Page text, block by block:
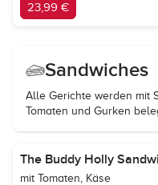
23,99 €
Sandwiches
Alle Gerichte werden mit
Tomaten und Gurken
The Buddy Holly
mit Tomaten, Käse